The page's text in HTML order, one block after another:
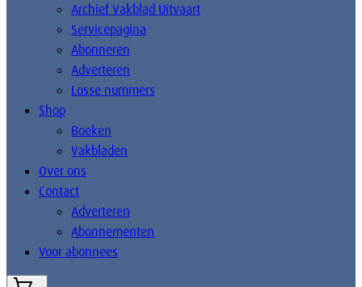
Archief Vakblad Uitvaart
Servicepagina
Abonneren
Adverteren
Losse nummers
Shop
Boeken
Vakbladen
Over ons
Contact
Adverteren
Abonnementen
Voor abonnees